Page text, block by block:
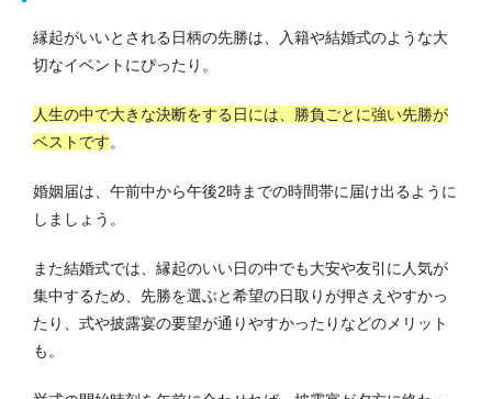
縁起がいいとされる日柄の先勝は、入籍や結婚式のような大
切なイベントにぴったり。
人生の中で大きな決断をする日には、勝負ごとに強い先勝が
ベストです。
婚姻届は、午前中から午後2時までの時間帯に届け出るように
しましょう。
また結婚式では、縁起のいい日の中でも大安や友引に人気が
集中するため、先勝を選ぶと希望の日取りが押さえやすかっ
たり、式や披露宴の要望が通りやすかったりなどのメリット
も。